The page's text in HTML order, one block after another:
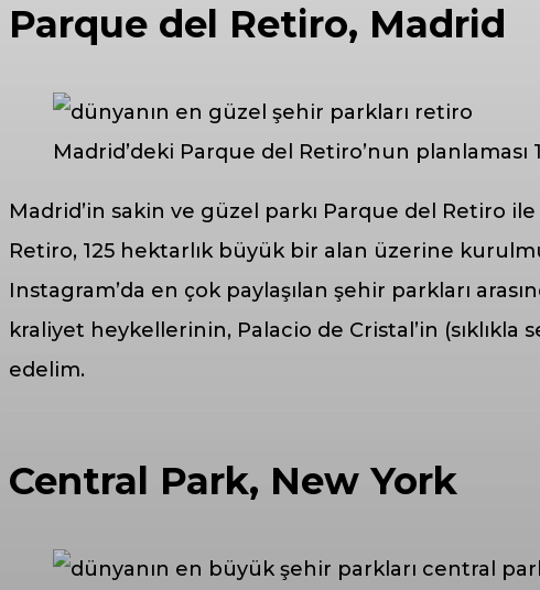
Parque del Retiro, Madrid
Madrid’deki Parque del Retiro’nun planlaması
Madrid’in sakin ve güzel parkı Parque del Retiro ile
Retiro, 125 hektarlık büyük bir alan üzerine
Instagram’da en çok paylaşılan şehir parkları
kraliyet heykellerinin, Palacio de Cristal’in
edelim.
Central Park, New York